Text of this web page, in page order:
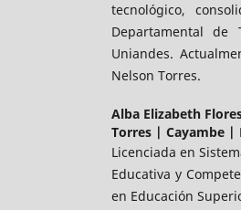
tecnológico,
Departamental
Uniandes.
Nelson Torres.
Alba Elizabeth
Torres | Cayambe |
Licenciada en
Educativa y
en Educación